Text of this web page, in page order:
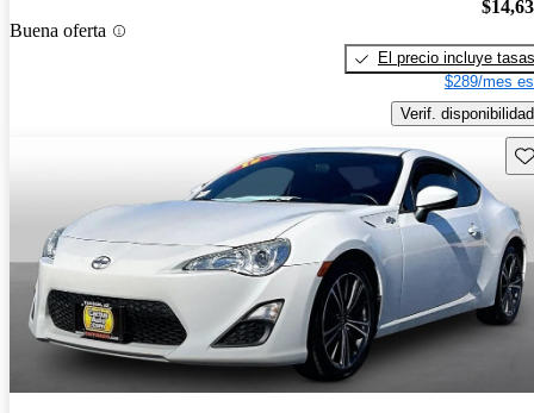
Buena oferta
El precio incluye tasas
$289/mes
Verif. disponibilidad